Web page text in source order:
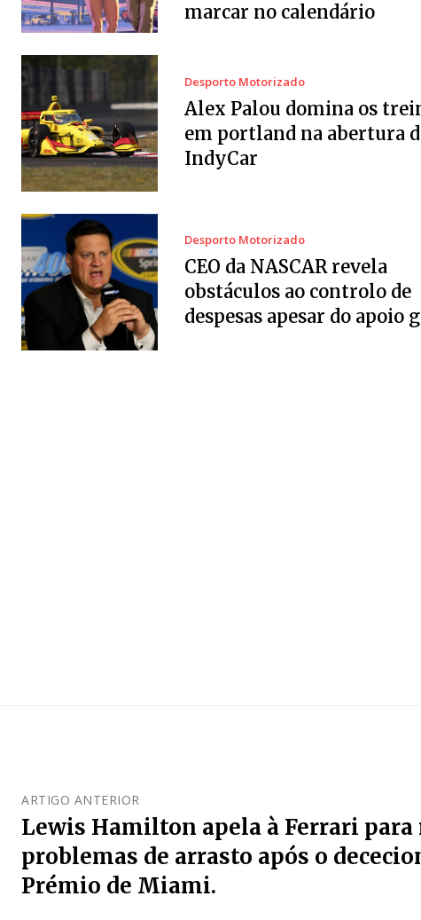
marcar no calendário
Desporto Motorizado
Alex Palou domina os
em portland na abertura
IndyCar
Desporto Motorizado
CEO da NASCAR revela
obstáculos ao controlo de
despesas apesar do apoio
ARTIGO ANTERIOR
Lewis Hamilton apela à Ferrari para
problemas de arrasto após o
Prémio de Miami.